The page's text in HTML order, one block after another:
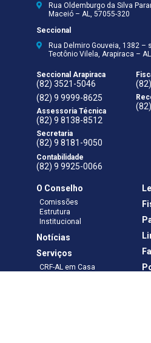
Rua Oldemburgo da Silva
Maceió – AL, 57055-320
Seccional
Rua Delmiro Gouveia, 1382 –
Teotônio Vilela, Arapiraca –
Seccional Arapiraca
(82) 3521-5046
(82) 9 9999-8625
Assessoria Técnica
(82) 9 8138-8512
Secretaria
(82) 9 8181-9050
Contabilidade
(82) 9 9925-0066
O Conselho
Comissões
Estrutura
Institucional
Notícias
Serviços
CRF-AL em Casa